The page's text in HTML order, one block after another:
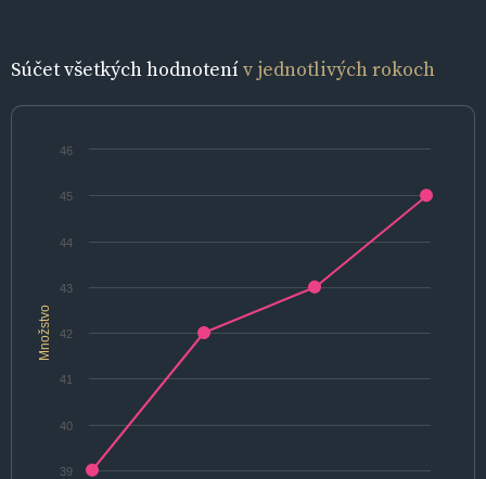
Súčet všetkých hodnotenív jednotlivých rokoch
Množstvo
39
40
41
42
43
44
45
46